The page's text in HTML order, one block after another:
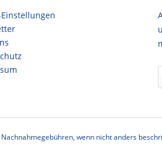
wenn nicht anders